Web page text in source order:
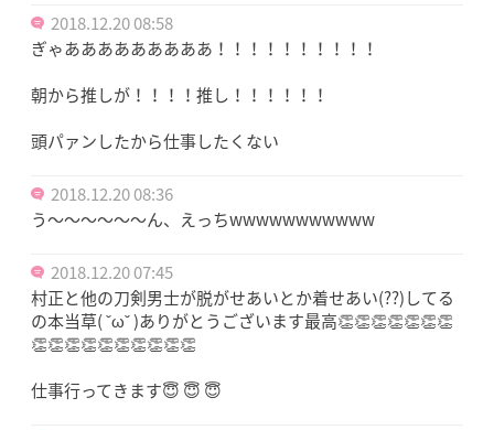
2018.12.20 08:58
ぎゃあああああああああ！！！！！！！！！！
朝から推しが！！！！推し！！！！！！
頭パァンしたから仕事したくない
2018.12.20 08:36
う～～～～～～ん、えっちwwwwwwwwwww
2018.12.20 07:45
村正と他の刀剣男士が脱がせあいとか着せあい(??)してる
の本当草( ˇωˇ )ありがとうございます最高👏👏👏👏👏👏👏
👏👏👏👏👏👏👏👏👏👏
仕事行ってきます😇 😇 😇